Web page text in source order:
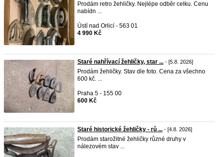
Prodám retro žehličky. Nejlépe odběr celku. Cenu
nabídn ...
Ústí nad Orlicí - 563 01
4 990 Kč
Staré nahřívací žehličky, star ... - [5.8. 2026]
Prodám žehličky. Stav dle foto. Cena za všechno
600 kč. ...
Praha 5 - 155 00
600 Kč
Staré historické žehličky - rů ... - [4.8. 2026]
Prodám starožitné žehličky různé druhy v
nálezovém stav ...